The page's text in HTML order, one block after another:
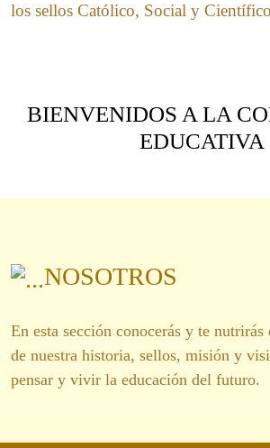
los sellos Católico, Social y
BIENVENIDOS A LA
EDUCATIVA
NOSOTROS
En esta sección conocerás y te nutrirás
de nuestra historia, sellos, misión y
pensar y vivir la educación del futuro.